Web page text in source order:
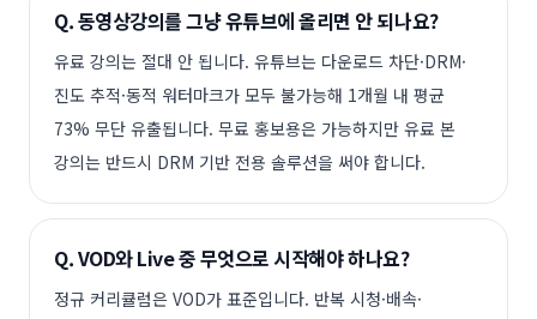
Q.동영상강의를 그냥 유튜브에 올리면 안 되나요?
유료 강의는 절대 안 됩니다. 유튜브는 다운로드 차단·DRM·
진도 추적·동적 워터마크가 모두 불가능해 1개월 내 평균
73% 무단 유출됩니다. 무료 홍보용은 가능하지만 유료 본
강의는 반드시 DRM 기반 전용 솔루션을 써야 합니다.
Q.VOD와 Live 중 무엇으로 시작해야 하나요?
정규 커리큘럼은 VOD가 표준입니다. 반복 시청·배속·